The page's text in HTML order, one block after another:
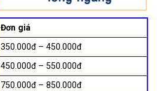
Đơn giá
350.000đ – 450.000đ
450.000đ – 550.000đ
750.000đ – 850.000đ